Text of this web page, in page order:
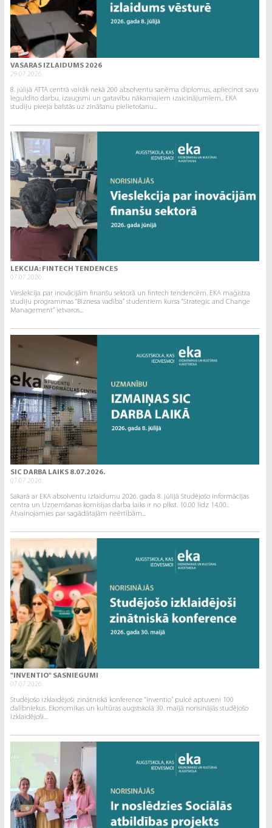
VASARAS IZLAIDUMS 2026
29.07.2026.
8. jūlijā ATTA centrā vairāk nekā 200 absolventu saņēma diplomus, apliecinot savu
ieguldīto darbu, izaugsmi un gatavību nākamajiem izaicinājumiem.. EKA
studiju pieeja balstās uz zināšanu pielietošanu...
LEKCIJA: FINTECH TENDENCES
07.07.2026.
Vieslekcija par inovācijām finanšu sektorā un fintech tendencēm. EKA maģistra
studiju programmas “Biznesa vadība” studentiem kursa “Strategic and Change
Management” ietvaros...
SIC DARBA LAIKS 8.07.2026.
07.07.2026.
Sakarā ar EKA absolventu izlaidumu 2026. gada 8. jūlijā Studējošo informācijas
centra un Uzņemšanas komisijas darba laiks ir no plkst. 10.00 līdz 14.00..
Atvainojamies par sagādātajām neērtībām...
"INVENTIO" SASNIEGUMI
07.07.2026.
Studējošo izklaidējoši zinātniskā konference “Inventio” pulcē aptuveni 100
dalībniekus. Ekonomikas un kultūras augstskolā 30. maijā norisinājās studējošo
izklaidējoši...